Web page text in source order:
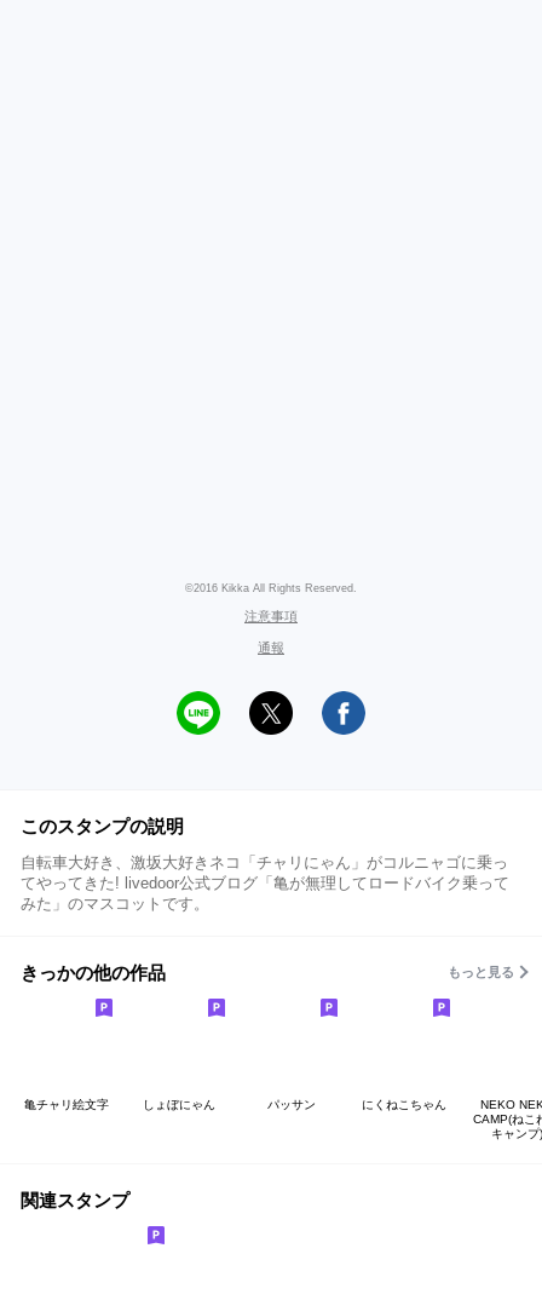
©2016 Kikka All Rights Reserved.
注意事項
通報
このスタンプの説明
自転車大好き、激坂大好きネコ「チャリにゃん」がコルニャゴに乗っ
てやってきた! livedoor公式ブログ「亀が無理してロードバイク乗って
みた」のマスコットです。
きっかの他の作品 もっと見る
亀チャリ絵文字 しょぼにゃん パッサン にくねこちゃん
NEKO
CAMP(ねこ
キャンプ)
関連スタンプ